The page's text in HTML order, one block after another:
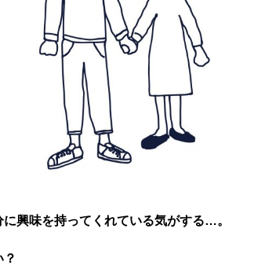
興味を持ってくれている気がする…。